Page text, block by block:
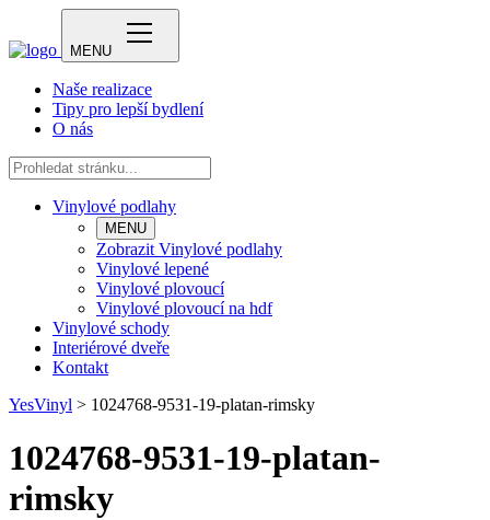
MENU
Naše realizace
Tipy pro lepší bydlení
O nás
Vinylové podlahy
MENU
Zobrazit Vinylové podlahy
Vinylové lepené
Vinylové plovoucí
Vinylové plovoucí na hdf
Vinylové schody
Interiérové dveře
Kontakt
YesVinyl > 1024768-9531-19-platan-rimsky
1024768-9531-19-platan-
rimsky